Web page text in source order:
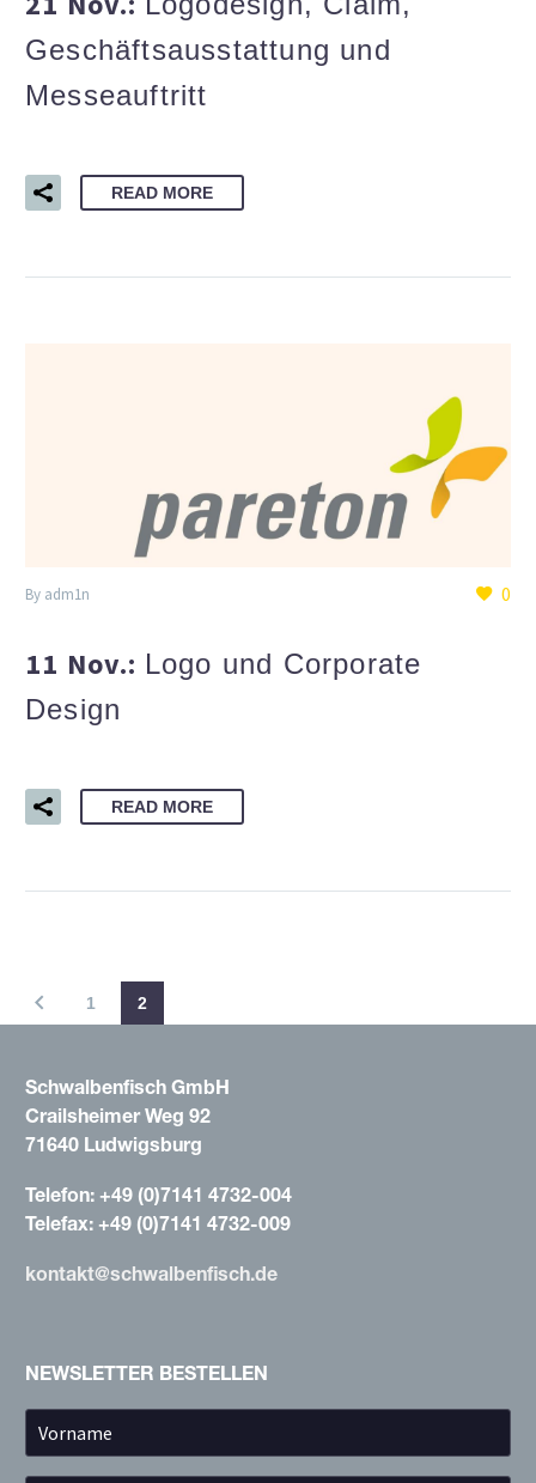
Geschäftsausstattung und
Messeauftritt
READ MORE
0
By adm1n
11 Nov.: Logo und Corporate
Design
READ MORE
1 2
Schwalbenfisch GmbH
Crailsheimer Weg 92
71640 Ludwigsburg
Telefon: +49 (0)7141 4732-004
Telefax: +49 (0)7141 4732-009
kontakt@schwalbenfisch.de
NEWSLETTER BESTELLEN